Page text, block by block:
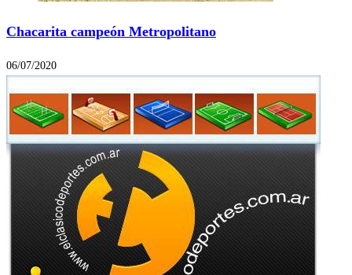
Chacarita campeón Metropolitano
06/07/2020